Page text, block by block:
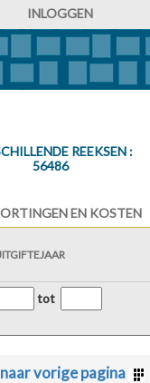
INLOGGEN
REEKSEN :
56486
EN KOSTEN
tot
vorige pagina